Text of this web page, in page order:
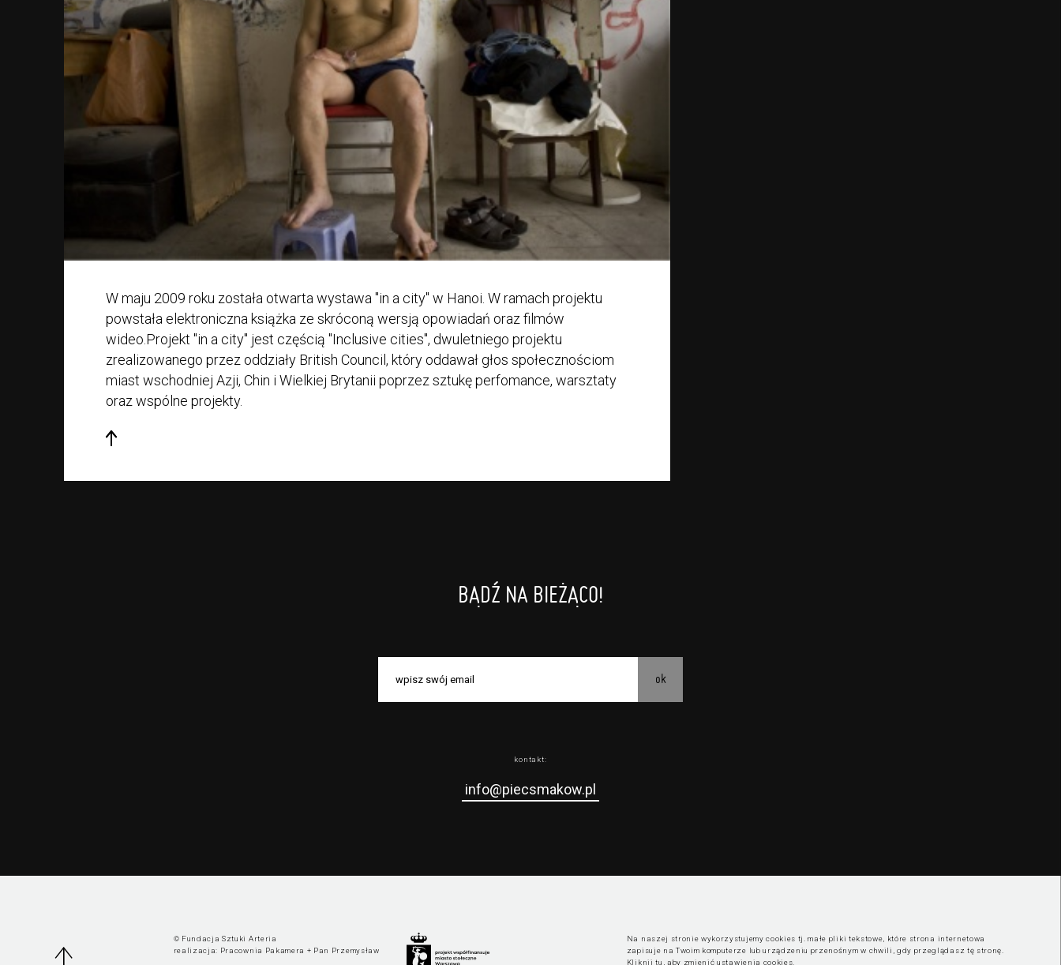
W maju 2009 roku została otwarta wystawa "in a city" w Hanoi. W ramach projektu
powstała elektroniczna książka ze skróconą wersją opowiadań oraz filmów
wideo.Projekt "in a city" jest częścią "Inclusive cities", dwuletniego projektu
zrealizowanego przez oddziały British Council, który oddawał głos społecznościom
miast wschodniej Azji, Chin i Wielkiej Brytanii poprzez sztukę perfomance, warsztaty
oraz wspólne projekty.
BĄDŹ NA BIEŻĄCO!
ok
kontakt:
info@piecsmakow.pl
© Fundacja Sztuki Arteria
realizacja: Pracownia Pakamera + Pan Przemysław
Na naszej stronie wykorzystujemy cookies tj. małe pliki tekstowe, które strona internetowa
zapisuje na Twoim komputerze lub urządzeniu przenośnym w chwili, gdy przeglądasz tę stronę.
Kliknij tu, aby zmienić ustawienia cookies